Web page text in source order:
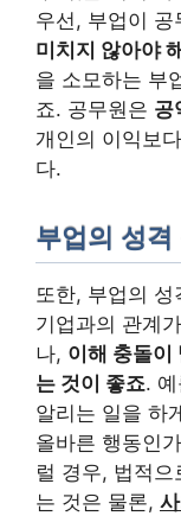
우선, 부업이 공
미치지 않아야
을 소모하는 부
죠. 공무원은 공
개인의 이익보
다.
부업의 성격
또한, 부업의 성
기업과의 관계
나, 이해 충돌이
는 것이 좋죠.
알리는 일을 하
올바른 행동인
럴 경우, 법적
는 것은 물론,